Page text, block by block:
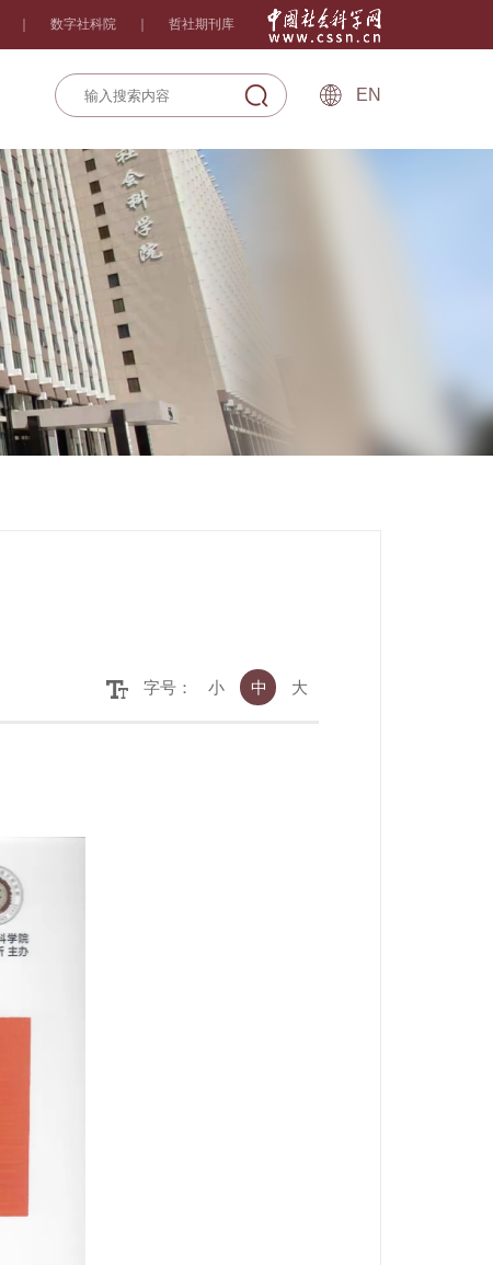
数字社科院 哲社期刊库
EN
字号： 小 中 大